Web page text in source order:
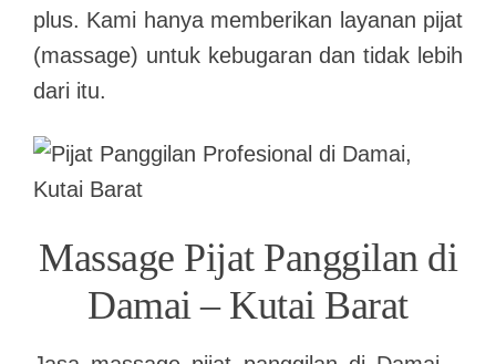
plus. Kami hanya memberikan layanan pijat
(massage) untuk kebugaran dan tidak lebih
dari itu.
Massage Pijat Panggilan di
Damai – Kutai Barat